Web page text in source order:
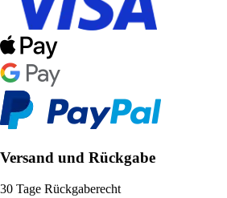
Versand und Rückgabe
30 Tage Rückgaberecht